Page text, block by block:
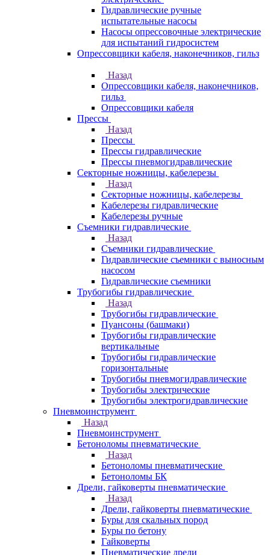
Гидравлические ручные
испытательные насосы
Насосы опрессовочные электрические
для испытаний гидросистем
Опрессовщики кабеля, наконечников, гильз
Назад
Опрессовщики кабеля, наконечников,
гильз
Опрессовщики кабеля
Прессы
Назад
Прессы
Прессы гидравлические
Прессы пневмогидравлические
Секторные ножницы, кабелерезы
Назад
Секторные ножницы, кабелерезы
Кабелерезы гидравлические
Кабелерезы ручные
Съемники гидравлические
Назад
Съемники гидравлические
Гидравлические cъемники с выносным
насосом
Гидравлические съемники
Трубогибы гидравлические
Назад
Трубогибы гидравлические
Пуансоны (башмаки)
Трубогибы гидравлические
вертикальные
Трубогибы гидравлические
горизонтальные
Трубогибы пневмогидравлические
Трубогибы электрические
Трубогибы электрогидравлические
Пневмоинструмент
Назад
Пневмоинструмент
Бетоноломы пневматические
Назад
Бетоноломы пневматические
Бетоноломы БК
Дрели, гайковерты пневматические
Назад
Дрели, гайковерты пневматические
Буры для скальных пород
Буры по бетону
Гайковерты
Пневматические дрели